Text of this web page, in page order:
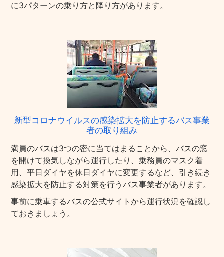
に3パターンの乗り方と降り方があります。
新型コロナウイルスの感染拡大を防止するバス事業
者の取り組み
満員のバスは3つの密に当てはまることから、バスの窓
を開けて換気しながら運行したり、乗務員のマスク着
用、平日ダイヤを休日ダイヤに変更するなど、引き続き
感染拡大を防止する対策を行うバス事業者があります。
事前に乗車するバスの公式サイトから運行状況を確認し
ておきましょう。